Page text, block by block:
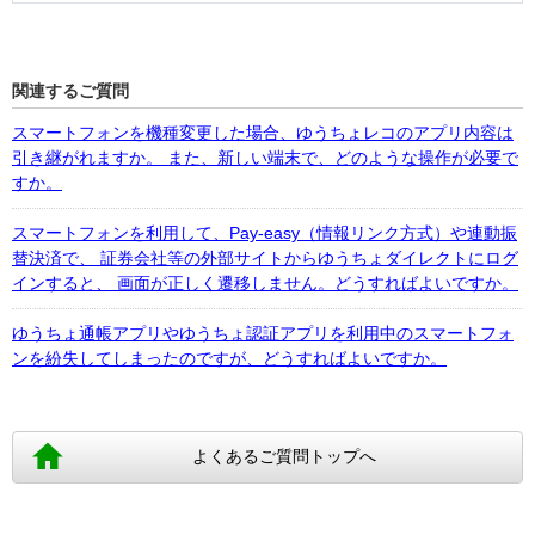
関連するご質問
スマートフォンを機種変更した場合、ゆうちょレコのアプリ内容は
引き継がれますか。 また、新しい端末で、どのような操作が必要で
すか。
スマートフォンを利用して、Pay-easy（情報リンク方式）や連動振
替決済で、 証券会社等の外部サイトからゆうちょダイレクトにログ
インすると、 画面が正しく遷移しません。どうすればよいですか。
ゆうちょ通帳アプリやゆうちょ認証アプリを利用中のスマートフォ
ンを紛失してしまったのですが、どうすればよいですか。
よくあるご質問トップへ